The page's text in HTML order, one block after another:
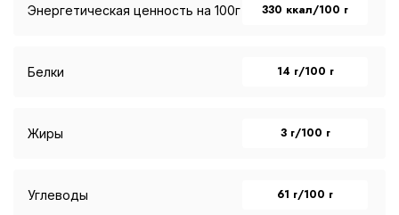
Энергетическая ценность на 100г 330 ккал/100 г
Белки 14 г/100 г
Жиры 3 г/100 г
Углеводы 61 г/100 г